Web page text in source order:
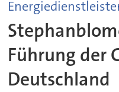
Führung der
Deutschland